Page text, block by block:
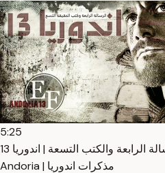
5:25
Andoria | مذكرات اندوريا